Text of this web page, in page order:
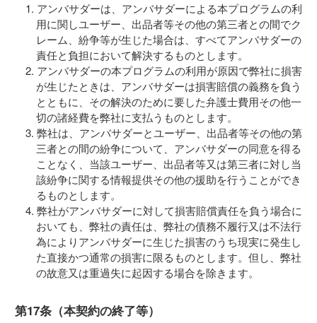
アンバサダーは、アンバサダーによる本プログラムの利
用に関しユーザー、出品者等その他の第三者との間でク
レーム、紛争等が生じた場合は、すべてアンバサダーの
責任と負担において解決するものとします。
アンバサダーの本プログラムの利用が原因で弊社に損害
が生じたときは、アンバサダーは損害賠償の義務を負う
とともに、その解決のために要した弁護士費用その他一
切の諸経費を弊社に支払うものとします。
弊社は、アンバサダーとユーザー、出品者等その他の第
三者との間の紛争について、アンバサダーの同意を得る
ことなく、当該ユーザー、出品者等又は第三者に対し当
該紛争に関する情報提供その他の援助を行うことができ
るものとします。
弊社がアンバサダーに対して損害賠償責任を負う場合に
おいても、弊社の責任は、弊社の債務不履行又は不法行
為によりアンバサダーに生じた損害のうち現実に発生し
た直接かつ通常の損害に限るものとします。但し、弊社
の故意又は重過失に起因する場合を除きます。
第17条（本契約の終了等）